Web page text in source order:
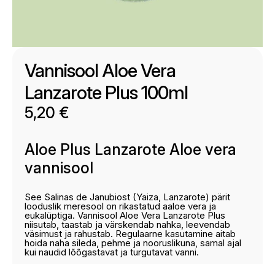
Vannisool Aloe Vera
Lanzarote Plus 100ml
5,20 €
Aloe Plus Lanzarote Aloe vera
vannisool
See Salinas de Janubiost (Yaiza, Lanzarote) pärit
looduslik meresool on rikastatud aaloe vera ja
eukalüptiga. Vannisool Aloe Vera Lanzarote Plus
niisutab, taastab ja värskendab nahka, leevendab
väsimust ja rahustab. Regulaarne kasutamine aitab
hoida naha sileda, pehme ja nooruslikuna, samal ajal
kui naudid lõõgastavat ja turgutavat vanni.